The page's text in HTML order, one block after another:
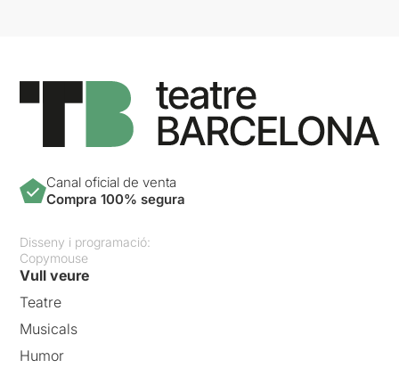
Canal oficial de venta
Compra 100% segura
Disseny i programació:
Copymouse
Vull veure
Teatre
Musicals
Humor